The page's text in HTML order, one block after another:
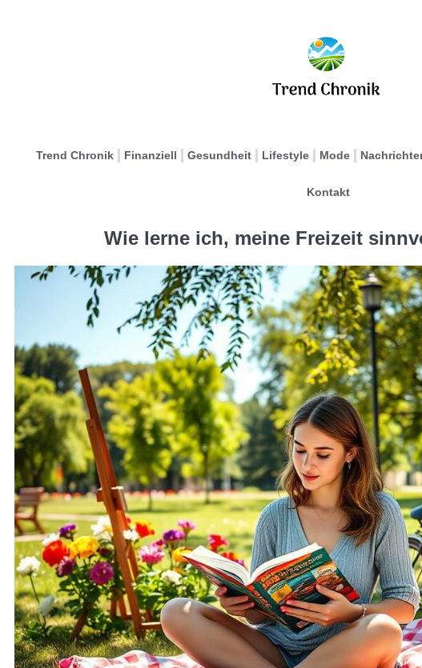
Trend Chronik Finanziell Gesundheit Lifestyle Mode
Kontakt
Wie lerne ich, meine Freizeit